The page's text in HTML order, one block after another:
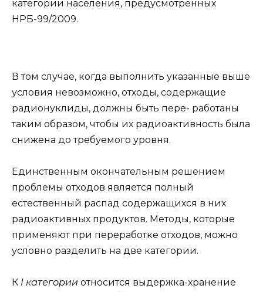
категории населения, предусмотренных
НРБ-99/2009.
В том случае, когда выполнить указанные выше
условия невозможно, отходы, содержащие
радионуклиды, должны быть пере- работаны
таким образом, чтобы их радиоактивность была
снижена до требуемого уровня.
Единственным окончательным решением
проблемы отходов является полный
естественный распад содержащихся в них
радиоактивных продуктов. Методы, которые
применяют при переработке отходов, можно
условно разделить на две категории.
К I категории относится выдержка-хранение